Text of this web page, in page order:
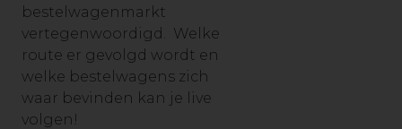
bestelwagenmarkt
vertegenwoordigd. Welke
route er gevolgd wordt en
welke bestelwagens zich
waar bevinden kan je live
volgen!